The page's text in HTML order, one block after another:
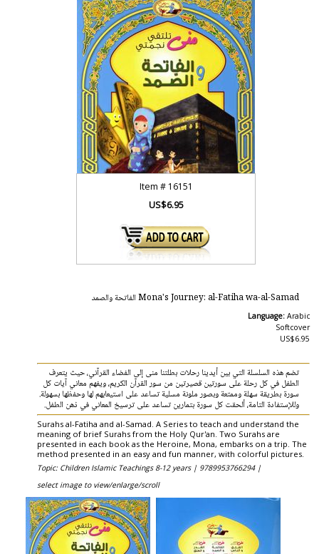
Item # 16151
US$6.95
Mona's Journey: al-Fatiha wa-al-Samad الفاتحة والصمد
Language: Arabic
Softcover
US$6.95
تضم هذه السلسلة التي بين أيدينا رحلات بطلتنا منى إلى الفضاء القرآني، حيث يتعرف
الطفل في كل رحلة على سورتين قصيرتين من سور القرآن الكريم، ويفهم معاني آيات كل
سورة بطريقة سهلة وممتعة وبصور ملونة مسلية تساعد على استيعابهم لها وحفظها بسهولة.
وللإستفادة التامة، ألحقت كل سورة بتمارين تساعد على ترسيخ المعاني في ذهن الطفل.
Surahs al-Fatiha and al-Samad. A Series to teach and understand the
meaning of brief Surahs from the Holy Qur'an. Two Surahs are
presented in each book as the Heroine, Mona, embarks on a trip. The
method presented in an easy and fun manner, with colorful pictures.
Topic: Children Islamic Teachings 8-12 years | 9789953766294 |
select image to view/enlarge/scroll